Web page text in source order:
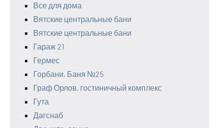
Все для дома
Вятские центральные бани
Вятские центральные бани
Гараж 21
Гермес
Горбани, Баня №25
Граф Орлов, гостиничный комплекс
Гута
Дагснаб